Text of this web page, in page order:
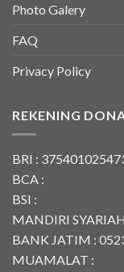
Photo Galery
FAQ
Privacy Policy
REKENING
BRI :
BCA :
BSI :
MANDIRI
BANK JATIM :
MUAMALAT :